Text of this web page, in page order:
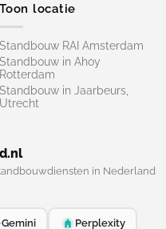
Toon locatie
Standbouw RAI Amsterdam
Standbouw in Ahoy
Rotterdam
Standbouw in Jaarbeurs,
Utrecht
in Nederland
Gemini Perplexity